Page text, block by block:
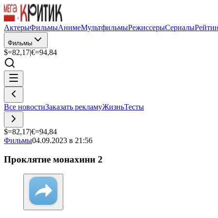
АктерыФильмыАнимеМультфильмыРежиссерыСериалы
Фильмы
$=82,17|€=94,84
Все новостиЗаказать рекламуЖизньТесты
$=82,17|€=94,84
Фильмы04.09.2023 в 21:56
Проклятие монахини 2